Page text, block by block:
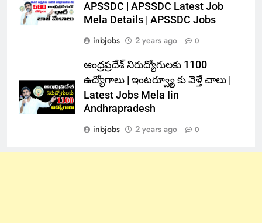
APSSDC | APSSDC Latest Job
Mela Details | APSSDC Jobs
inbjobs
2 years ago 0
ఆంధ్రప్రదేశ్ నిరుద్యోగులకు 1100
ఉద్యోగాలు | ఇంటర్వ్యూ కు వెళ్తే చాలు |
Latest Jobs Mela Iin
Andhrapradesh
inbjobs
2 years ago 0